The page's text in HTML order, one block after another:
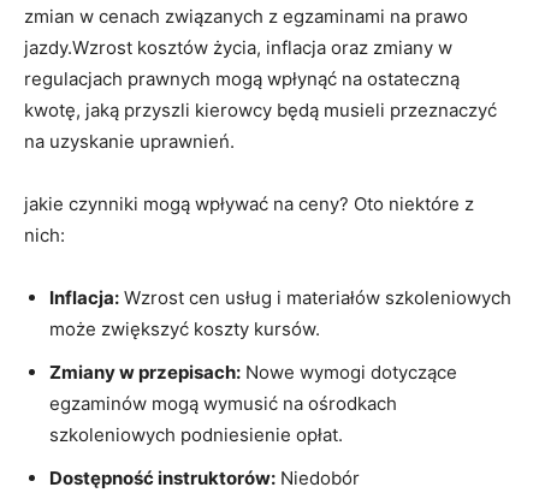
zmian w cenach ⁤związanych z egzaminami na prawo
jazdy.Wzrost kosztów ‌życia, inflacja oraz zmiany w
regulacjach prawnych mogą wpłynąć na ostateczną
kwotę, jaką ⁣przyszli‌ kierowcy będą musieli przeznaczyć
na uzyskanie uprawnień.
jakie⁢ czynniki ⁢mogą wpływać na ceny? Oto niektóre z
⁤nich:
Inflacja: Wzrost cen‌ usług i materiałów⁢ szkoleniowych
może zwiększyć ⁢koszty kursów.
Zmiany w ‌przepisach: ⁢Nowe wymogi dotyczące
egzaminów mogą wymusić na ośrodkach
szkoleniowych ⁢podniesienie⁤ opłat.
Dostępność instruktorów: ⁤Niedobór